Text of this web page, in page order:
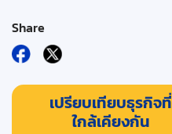
Share
เปรียบเทียบธุรกิจที่
ใกล้เคียงกัน